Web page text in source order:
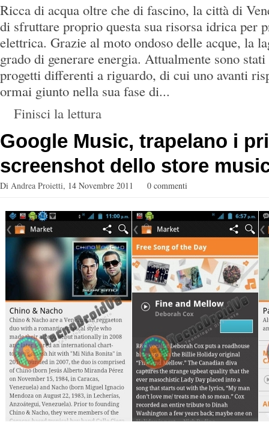
Ricca di acqua oltre che di fascino, la città di
di sfruttare proprio questa sua risorsa idrica per
elettrica. Grazie al moto ondoso delle acque, la
grado di generare energia. Attualmente sono
progetti differenti a riguardo, di cui uno avanti
ormai giunto nella sua fase di...
Finisci la lettura
Google Music, trapelano i
screenshot dello store
Di Andrea Proietti, 14 Novembre 2011 0 commenti